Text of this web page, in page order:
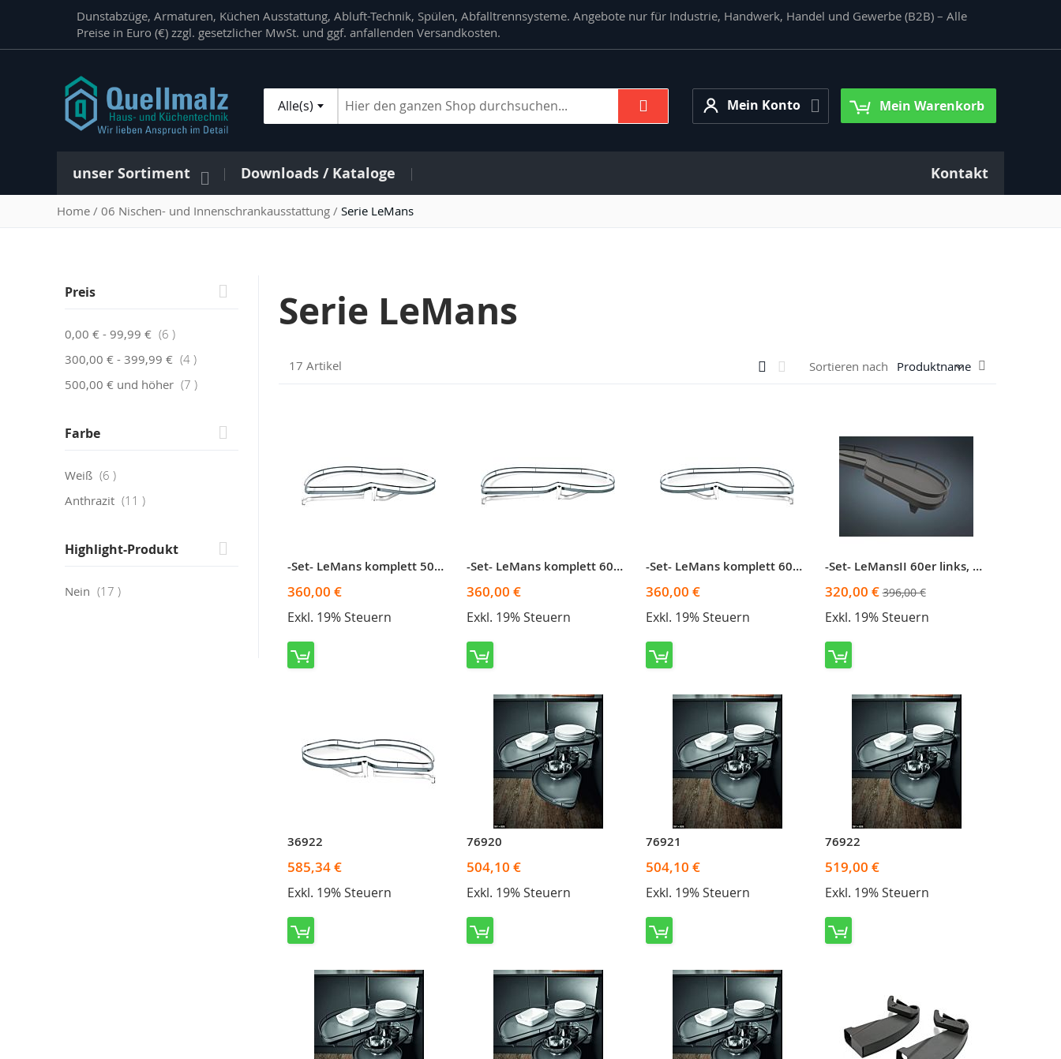
Direkt
zum
Inhalt
Dunstabzüge, Armaturen, Küchen Ausstattung, Abluft-Technik, Spülen, Abfalltrennsysteme. Angebote nur für Industrie, Handwerk, Handel und Gewerbe (B2B) – Alle
Preise in Euro (€) zzgl. gesetzlicher MwSt. und ggf. anfallenden Versandkosten.
Mein Warenkorb
Mein
Konto
Mein Konto
Alle(s)
unser Sortiment Downloads / Kataloge Kontakt
Home 06 Nischen- und Innenschrankausstattung Serie LeMans
Serie LeMans
Ansicht
RasterListe
17 Artikel Sortieren nach
-Set- LeMans komplett 50er links, weiß
360,00 €
Exkl. 19% Steuern
-Set- LeMans komplett 60er links, weiß
360,00 €
Exkl. 19% Steuern
-Set- LeMans komplett 60er rechts, weiß
360,00 €
Exkl. 19% Steuern
-Set- LeMansII 60er links, anthrazit
Sonderangebot
320,00 € 396,00 €
Exkl. 19% Steuern
36922
585,34 €
Exkl. 19% Steuern
76920
504,10 €
Exkl. 19% Steuern
76921
504,10 €
Exkl. 19% Steuern
76922
519,00 €
Exkl. 19% Steuern
Preis
0,00 € - 99,99 € 6 Artikel
300,00 € - 399,99 € 4 Artikel
500,00 € und höher 7 Artikel
Farbe
Weiß 6 Artikel
Anthrazit
11 Artikel
Highlight-Produkt
Nein 17 Artikel